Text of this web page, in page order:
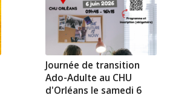
Journée de transition
Ado-Adulte au CHU
d'Orléans le samedi 6